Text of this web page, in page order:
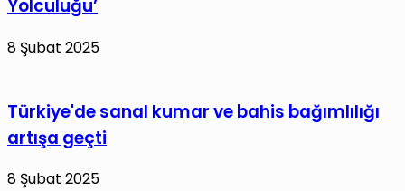
Yolculuğu’
8 Şubat 2025
Türkiye'de sanal kumar ve bahis bağımlılığı
artışa geçti
8 Şubat 2025